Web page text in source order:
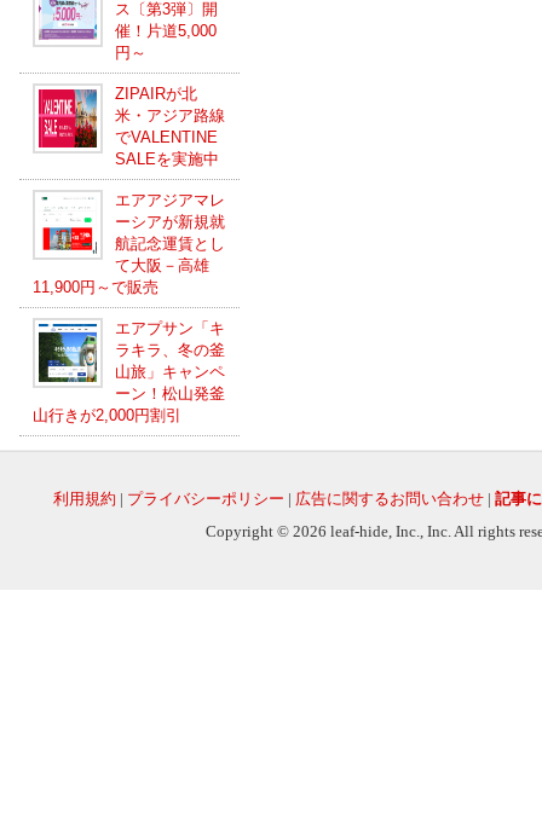
ス〔第3弾〕開
催！片道5,000
円～
ZIPAIRが北
米・アジア路線
でVALENTINE
SALEを実施中
エアアジアマレ
ーシアが新規就
航記念運賃とし
て大阪－高雄
11,900円～で販売
エアプサン「キ
ラキラ、冬の釜
山旅」キャンペ
ーン！松山発釜
山行きが2,000円割引
利用規約 | プライバシーポリシー | 広告に関するお問い合わせ | 記事
Copyright © 2026 leaf-hide, Inc., Inc. All rights